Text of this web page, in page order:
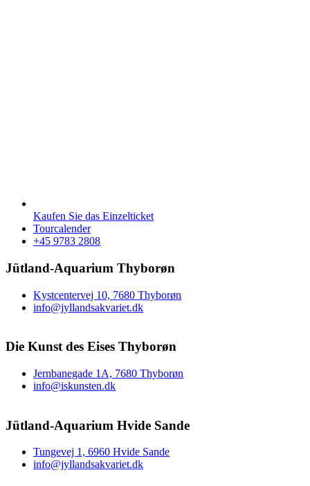
Kaufen Sie das Einzelticket
Tourcalender
+45 9783 2808
Jütland-Aquarium Thyborøn
Kystcentervej 10, 7680 Thyborøn
info@jyllandsakvariet.dk
Die Kunst des Eises Thyborøn
Jernbanegade 1A, 7680 Thyborøn
info@iskunsten.dk
Jütland-Aquarium Hvide Sande
Tungevej 1, 6960 Hvide Sande
info@jyllandsakvariet.dk